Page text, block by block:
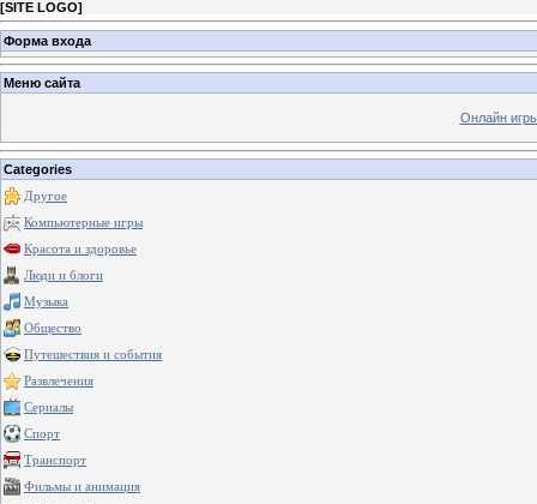
[SITE LOGO]
Форма входа
Меню сайта
Онлайн
Categories
Другое
Компьютерные игры
Красота и здоровье
Люди и блоги
Музыка
Общество
Путешествия и события
Развлечения
Сериалы
Спорт
Транспорт
Фильмы и анимация